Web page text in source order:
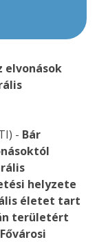
elvonások
- Bár
helyzete
életet tart
területért